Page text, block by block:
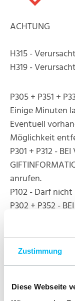
Zustimmung
Diese Webseite
ACHTUNG
H315 -
H319 -
P305 + P351 +
Einige Minuten
Eventuell
Möglichkeit
P301 + P312 -
anrufen.
P102 - Darf
P302 + P352 -
P501 - Inhalt /
Vorschriften